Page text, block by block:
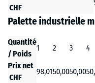
CHF
Palette industrielle m
Quantité
/ Poids
1 2 3 4
Prix net
CHF
98,0150,0050,00